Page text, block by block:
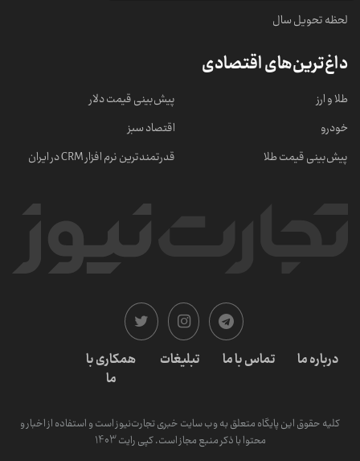
لحظه تحویل سال
داغ‌ترین‌های اقتصادی
طلا و ارز
خودرو
پیش‌بینی قیمت طلا
پیش‌بینی قیمت دلار
اقتصاد سبز
قدرتمندترین نرم‌ افزار CRM در ایران
درباره ما تماس با ما تبلیغات
همکاری با
ما
کلیه حقوق این پایگاه متعلق به وب سایت خبری تجارت‌نیوز است و استفاده از اخبار و
محتوا با ذکر منبع مجاز است. کپی رایت 1403